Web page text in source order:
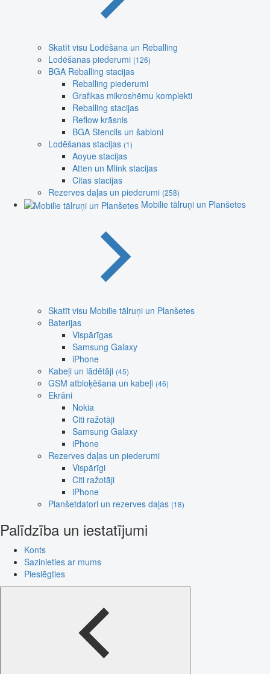
Skatīt visu Lodēšana un Reballing
Lodēšanas piederumi (126)
BGA Reballing stacijas
Reballing piederumi
Grafikas mikroshēmu komplekti
Reballing stacijas
Reflow krāsnis
BGA Stencils un šabloni
Lodēšanas stacijas (1)
Aoyue stacijas
Atten un Mlink stacijas
Citas stacijas
Rezerves daļas un piederumi (258)
Mobilie tālruņi un Planšetes
Skatīt visu Mobilie tālruņi un Planšetes
Baterijas
Vispārīgas
Samsung Galaxy
iPhone
Kabeļi un lādētāji (45)
GSM atbloķēšana un kabeļi (46)
Ekrāni
Nokia
Citi ražotāji
Samsung Galaxy
iPhone
Rezerves daļas un piederumi
Vispārīgi
Citi ražotāji
iPhone
Planšetdatori un rezerves daļas (18)
Palīdzība un iestatījumi
Konts
Sazinieties ar mums
Pieslēgties